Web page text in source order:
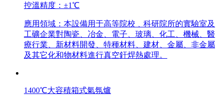
控溫精度：±1℃
應用領域：本設備用于高等院校﹑科研院所的實驗室及
工礦企業對陶瓷、冶金、電子、玻璃、化工、機械、醫
療行業、新材料開發、特種材料、建材、金屬、非金屬
及其它化和物材料進行真空釬焊熱處理。
1400℃大容積箱式氣氛爐